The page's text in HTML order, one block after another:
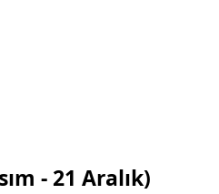
- 21 Aralık)